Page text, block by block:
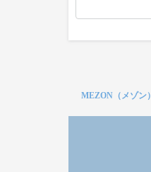
MEZON（メゾン）